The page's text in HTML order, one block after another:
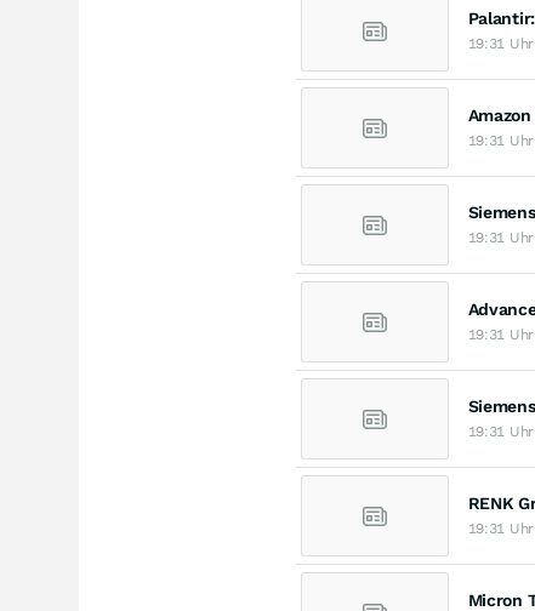
19:31
19:31
19:31
19:31
19:31
RENK
19:31
Micron